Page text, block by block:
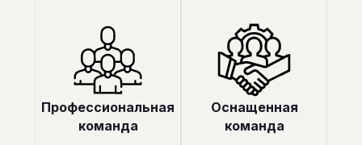
Профессиональная
команда
Оснащенная
команда